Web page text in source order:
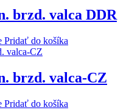
brzd. valca DDR
Pridať do košíka
brzd. valca-CZ
Pridať do košíka